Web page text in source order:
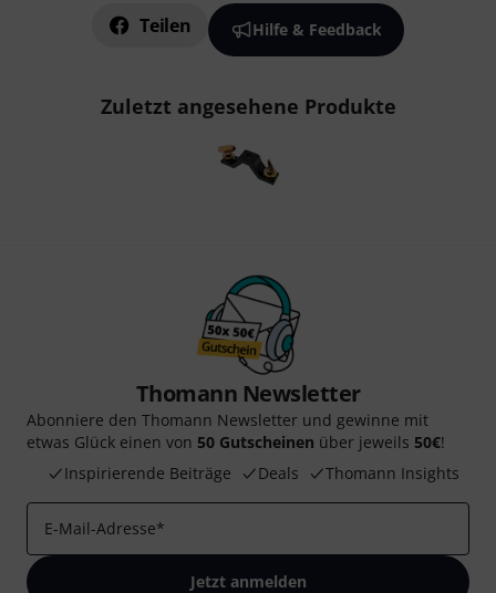
Teilen Hilfe & Feedback
Zuletzt angesehene Produkte
Thomann Newsletter
Abonniere den Thomann Newsletter und gewinne mit
etwas Glück einen von 50 Gutscheinen über jeweils 50€!
Inspirierende Beiträge
Deals Thomann Insights
E-Mail-Adresse*
Jetzt anmelden